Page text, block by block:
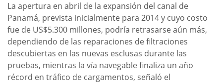
La apertura en abril de la expansión del canal de
Panamá, prevista inicialmente para 2014 y cuyo costo
fue de US$5.300 millones, podría retrasarse aún más,
dependiendo de las reparaciones de filtraciones
descubiertas en las nuevas esclusas durante las
pruebas, mientras la vía navegable finaliza un año
récord en tráfico de cargamentos, señaló el